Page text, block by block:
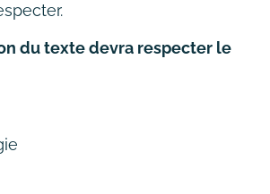
du texte devra respecter le